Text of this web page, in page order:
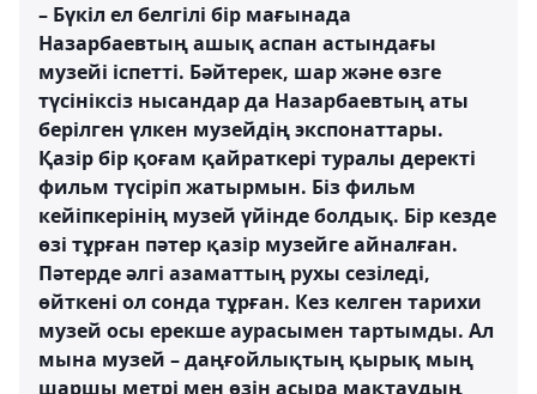
– Бүкіл ел белгілі бір мағынада
Назарбаевтың ашық аспан астындағы
музейі іспетті. Бәйтерек, шар және өзге
түсініксіз нысандар да Назарбаевтың аты
берілген үлкен музейдің экспонаттары.
Қазір бір қоғам қайраткері туралы деректі
фильм түсіріп жатырмын. Біз фильм
кейіпкерінің музей үйінде болдық. Бір кезде
өзі тұрған пәтер қазір музейге айналған.
Пәтерде әлгі азаматтың рухы сезіледі,
өйткені ол сонда тұрған. Кез келген тарихи
музей осы ерекше аурасымен тартымды. Ал
мына музей – даңғойлықтың қырық мың
шаршы метрі мен өзін асыра мақтаудың